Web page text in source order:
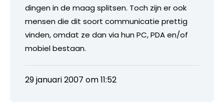
dingen in de maag splitsen. Toch zijn er ook
mensen die dit soort communicatie prettig
vinden, omdat ze dan via hun PC, PDA en/of
mobiel bestaan.
29 januari 2007 om 11:52